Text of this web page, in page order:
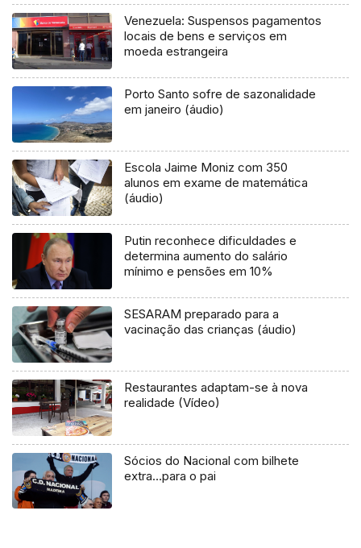
Venezuela: Suspensos pagamentos
locais de bens e serviços em
moeda estrangeira
Porto Santo sofre de sazonalidade
em janeiro (áudio)
Escola Jaime Moniz com 350
alunos em exame de matemática
(áudio)
Putin reconhece dificuldades e
determina aumento do salário
mínimo e pensões em 10%
SESARAM preparado para a
vacinação das crianças (áudio)
Restaurantes adaptam-se à nova
realidade (Vídeo)
Sócios do Nacional com bilhete
extra…para o pai